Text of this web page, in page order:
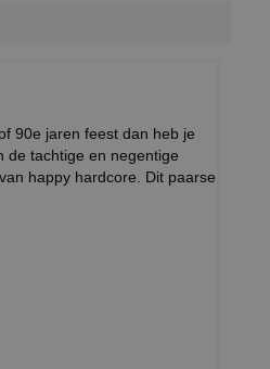
90e jaren feest dan heb je
de tachtige en negentige
happy hardcore. Dit paarse